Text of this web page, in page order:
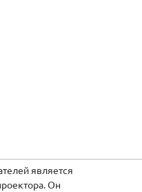
является
Он